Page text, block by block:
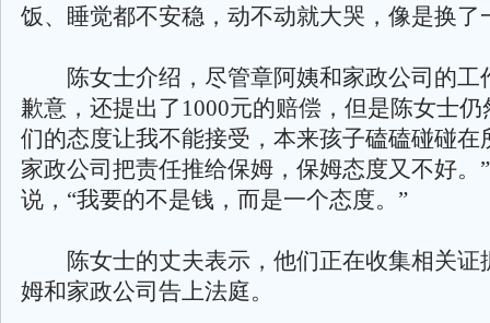
饭、睡觉都不安稳，动不动就大哭，像是换了
陈女士介绍，尽管章阿姨和家政公司的工
歉意，还提出了1000元的赔偿，但是陈女士仍
们的态度让我不能接受，本来孩子磕磕碰碰在
家政公司把责任推给保姆，保姆态度又不好。
说，“我要的不是钱，而是一个态度。”
陈女士的丈夫表示，他们正在收集相关证
姆和家政公司告上法庭。